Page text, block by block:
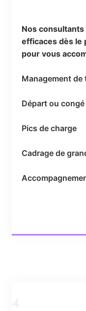
Nos
efficaces dès le
pour vous
Management de
Départ ou congé
Pics de charge
Cadrage de